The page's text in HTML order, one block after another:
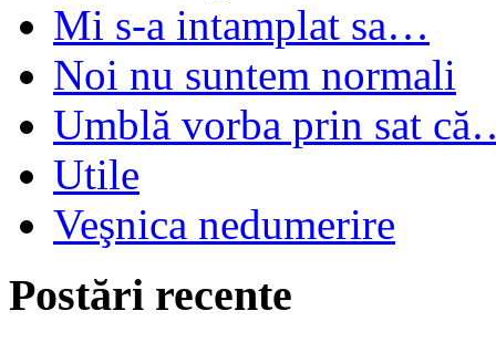
Mi s-a intamplat sa…
Noi nu suntem normali
Umblă vorba prin sat
Utile
Veşnica nedumerire
Postări recente